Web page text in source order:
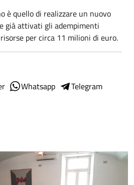
è quello di realizzare un nuovo
già attivati gli adempimenti
per circa 11 milioni di euro.
Whatsapp
Telegram